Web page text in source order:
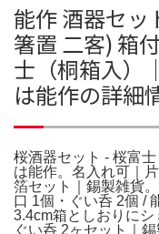
能作 酒器セッ
箸置 二客) 箱
士（桐箱入）
は能作の詳細
桜酒器セット - 桜富
は能作。名入れ可｜
箔セット｜錫製雑貨
口 1個・ぐい呑 2個 /
3.4cm箱としおりにシ
ぐい呑 2ヶセット｜